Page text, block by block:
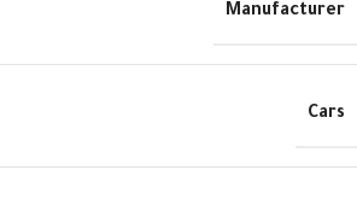
Manufacturer
Cars